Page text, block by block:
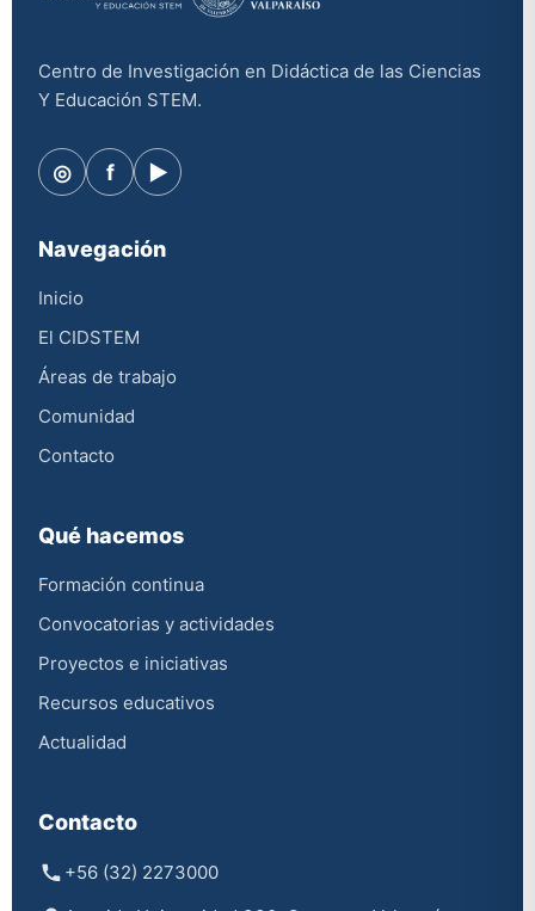
Centro de Investigación en Didáctica de las Ciencias
Y Educación STEM.
◎ f ▶
Navegación
Inicio
El CIDSTEM
Áreas de trabajo
Comunidad
Contacto
Qué hacemos
Formación continua
Convocatorias y actividades
Proyectos e iniciativas
Recursos educativos
Actualidad
Contacto
+56 (32) 2273000